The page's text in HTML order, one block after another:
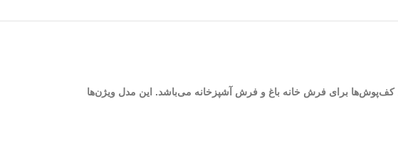
یکی از بهترین کف‌پوش‌ها برای فرش خانه باغ و فرش آشپزخانه می‌باشد. این مدل ویژن‌ها